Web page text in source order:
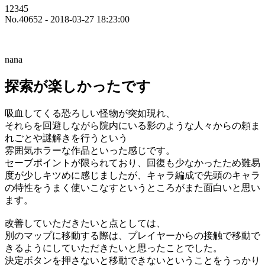
12345
No.40652 - 2018-03-27 18:23:00
nana
探索が楽しかったです
吸血してくる恐ろしい怪物が突如現れ、
それらを回避しながら院内にいる影のような人々からの頼ま
れごとや謎解きを行うという
雰囲気ホラーな作品といった感じです。
セーブポイントが限られており、回復も少なかったため難易
度が少しキツめに感じましたが、キャラ編成で先頭のキャラ
の特性をうまく使いこなすというところがまた面白いと思い
ます。
改善していただきたいと点としては、
別のマップに移動する際は、プレイヤーからの接触で移動で
きるようにしていただきたいと思ったことでした。
決定ボタンを押さないと移動できないということをうっかり